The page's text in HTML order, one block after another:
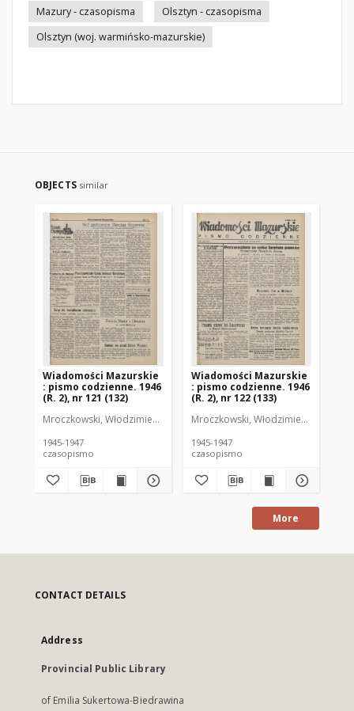
Mazury - czasopisma
Olsztyn - czasopisma
Olsztyn (woj. warmińsko-mazurskie)
OBJECTS similar
Wiadomości Mazurskie
: pismo codzienne. 1946
(R. 2), nr 121 (132)
Mroczkowski, Włodzimierz (1902-1971). Redaktor
1945-1947
czasopismo
Wiadomości Mazurskie
: pismo codzienne. 1946
(R. 2), nr 122 (133)
Mroczkowski, Włodzimierz (1902-
1945-1947
czasopismo
More
CONTACT DETAILS
Address
Provincial Public Library
of Emilia Sukertowa-Biedrawina